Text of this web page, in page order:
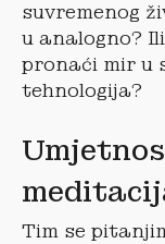
suvremenog
u analogno?
pronaći mir u
tehnologija?
Tim se